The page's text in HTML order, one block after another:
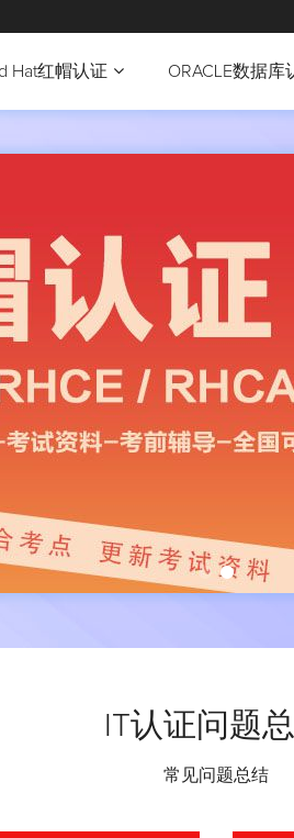
Hat红帽认证 ORACLE数据库
IT认证问题总
常见问题总结